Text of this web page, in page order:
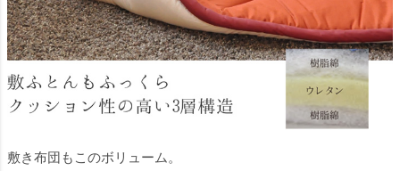
敷き布団もこのボリューム。